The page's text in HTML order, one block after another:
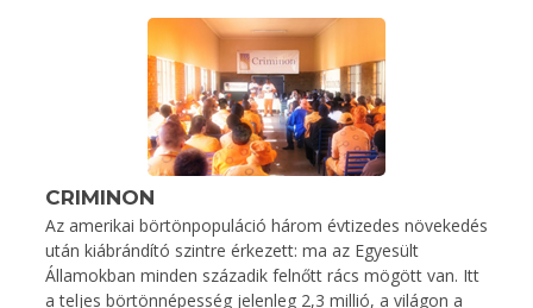
CRIMINON
Az amerikai börtönpopuláció három évtizedes növekedés
után kiábrándító szintre érkezett: ma az Egyesült
Államokban minden századik felnőtt rács mögött van. Itt
a teljes börtönnépesség jelenleg 2,3 millió, a világon a